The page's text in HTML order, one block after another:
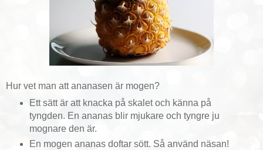
Hur vet man att ananasen är mogen?
Ett sätt är att knacka på skalet och känna på
tyngden. En ananas blir mjukare och tyngre ju
mognare den är.
En mogen ananas doftar sött. Så använd näsan!